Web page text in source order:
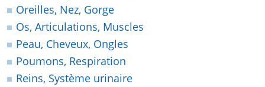
Oreilles, Nez, Gorge
Os, Articulations, Muscles
Peau, Cheveux, Ongles
Poumons, Respiration
Reins, Système urinaire